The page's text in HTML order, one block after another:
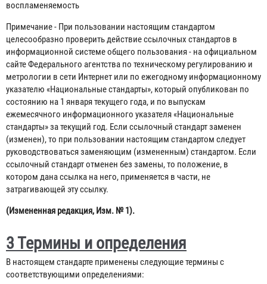
воспламеняемость
Примечание - При пользовании настоящим стандартом
целесообразно проверить действие ссылочных стандартов в
информационной системе общего пользования - на официальном
сайте Федерального агентства по техническому регулированию и
метрологии в сети Интернет или по ежегодному информационному
указателю «Национальные стандарты», который опубликован по
состоянию на 1 января текущего года, и по выпускам
ежемесячного информационного указателя «Национальные
стандарты» за текущий год. Если ссылочный стандарт заменен
(изменен), то при пользовании настоящим стандартом следует
руководствоваться заменяющим (измененным) стандартом. Если
ссылочный стандарт отменен без замены, то положение, в
котором дана ссылка на него, применяется в части, не
затрагивающей эту ссылку.
(Измененная редакция, Изм. № 1).
3 Термины и определения
В настоящем стандарте применены следующие термины с
соответствующими определениями: